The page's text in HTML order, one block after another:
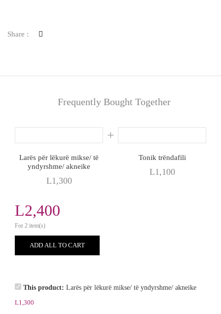
Share :
Frequently Bought Together
Larës për lëkurë mikse/ të
yndyrshme/ akneike
L1,300
Tonik trëndafili
L1,100
L2,400
For 2 item(s)
ADD ALL TO CART
This product: Larës për lëkurë mikse/ të yndyrshme/ akneike
L1,300